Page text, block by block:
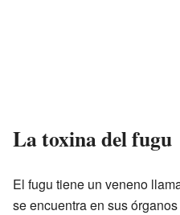
La toxina del fugu
El fugu tiene un veneno
se encuentra en sus